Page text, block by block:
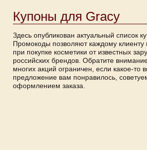
Купоны для Gracy
Здесь опубликован актуальный список
Промокоды позволяют каждому клиенту
при покупке косметики от известных
российских брендов. Обратите
многих акций ограничен, если какое-то
предложение вам понравилось,
оформлением заказа.